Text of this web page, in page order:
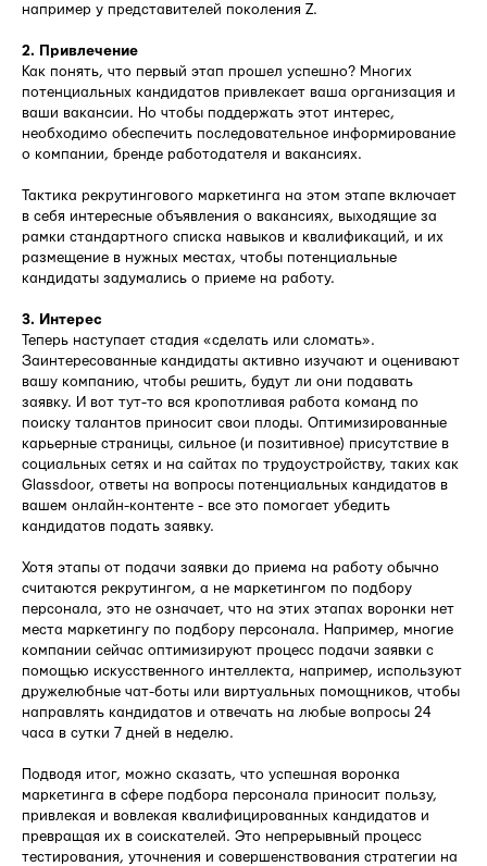
например у представителей поколения Z.
2. Привлечение
Как понять, что первый этап прошел успешно? Многих
потенциальных кандидатов привлекает ваша организация и
ваши вакансии. Но чтобы поддержать этот интерес,
необходимо обеспечить последовательное информирование
о компании, бренде работодателя и вакансиях.
Тактика рекрутингового маркетинга на этом этапе включает
в себя интересные объявления о вакансиях, выходящие за
рамки стандартного списка навыков и квалификаций, и их
размещение в нужных местах, чтобы потенциальные
кандидаты задумались о приеме на работу.
3. Интерес
Теперь наступает стадия «сделать или сломать».
Заинтересованные кандидаты активно изучают и оценивают
вашу компанию, чтобы решить, будут ли они подавать
заявку. И вот тут-то вся кропотливая работа команд по
поиску талантов приносит свои плоды. Оптимизированные
карьерные страницы, сильное (и позитивное) присутствие в
социальных сетях и на сайтах по трудоустройству, таких как
Glassdoor, ответы на вопросы потенциальных кандидатов в
вашем онлайн-контенте - все это помогает убедить
кандидатов подать заявку.
Хотя этапы от подачи заявки до приема на работу обычно
считаются рекрутингом, а не маркетингом по подбору
персонала, это не означает, что на этих этапах воронки нет
места маркетингу по подбору персонала. Например, многие
компании сейчас оптимизируют процесс подачи заявки с
помощью искусственного интеллекта, например, используют
дружелюбные чат-боты или виртуальных помощников, чтобы
направлять кандидатов и отвечать на любые вопросы 24
часа в сутки 7 дней в неделю.
Подводя итог, можно сказать, что успешная воронка
маркетинга в сфере подбора персонала приносит пользу,
привлекая и вовлекая квалифицированных кандидатов и
превращая их в соискателей. Это непрерывный процесс
тестирования, уточнения и совершенствования стратегии на